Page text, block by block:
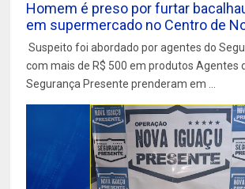
Homem é preso por furtar
em supermercado no Centro de
Suspeito foi abordado por agentes do
com mais de R$ 500 em produtos Agentes
Segurança Presente prenderam em ...